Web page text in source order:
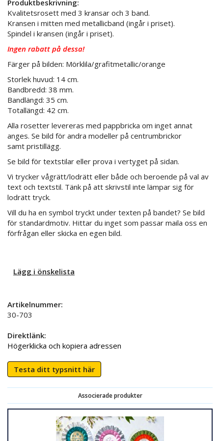
Produktbeskrivning:
Kvalitetsrosett med 3 kransar och 3 band.
Kransen i mitten med metallicband (ingår i priset).
Spindel i kransen (ingår i priset).
Ingen rabatt på dessa!
Färger på bilden: Mörklila/grafitmetallic/orange
Storlek huvud: 14 cm.
Bandbredd: 38 mm.
Bandlängd: 35 cm.
Totallängd: 42 cm.
Alla rosetter levereras med pappbricka om inget annat
anges. Se bild för andra modeller på centrumbrickor
samt pristillägg.
Se bild för textstilar eller prova i vertyget på sidan.
Vi trycker vågrätt/lodrätt eller både och beroende på val av
text och textstil. Tänk på att skrivstil inte lämpar sig för
lodrätt tryck.
Vill du ha en symbol tryckt under texten på bandet? Se bild
för standardmotiv. Hittar du inget som passar maila oss en
förfrågan eller skicka en egen bild.
Lägg i önskelista
Artikelnummer:
30-703
Direktlänk:
Högerklicka och kopiera adressen
Testa ditt typsnitt här
Associerade produkter